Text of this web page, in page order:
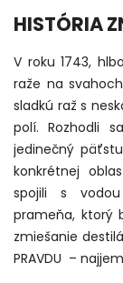
HISTÓRIA
V roku 1743,
raže na
sladkú raž s
polí. Rozhodli
jedinečný
konkrétnej
spojili s
prameňa, ktorý
zmiešanie
PRAVDU –